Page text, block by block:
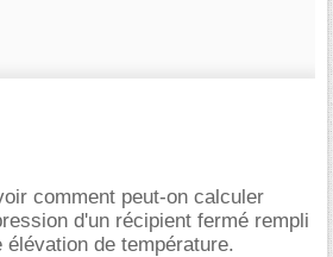
comment peut-on calculer
d'un récipient fermé rempli
élévation de température.